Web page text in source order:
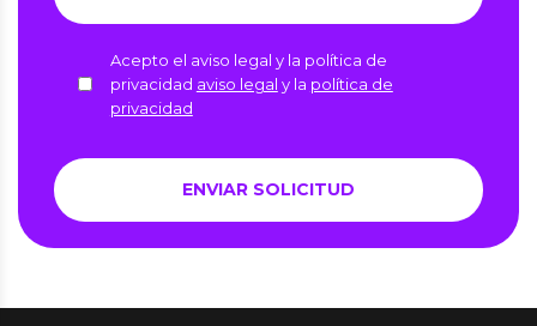
Acepto el aviso legal y la política de
privacidad aviso legal y la política de
privacidad